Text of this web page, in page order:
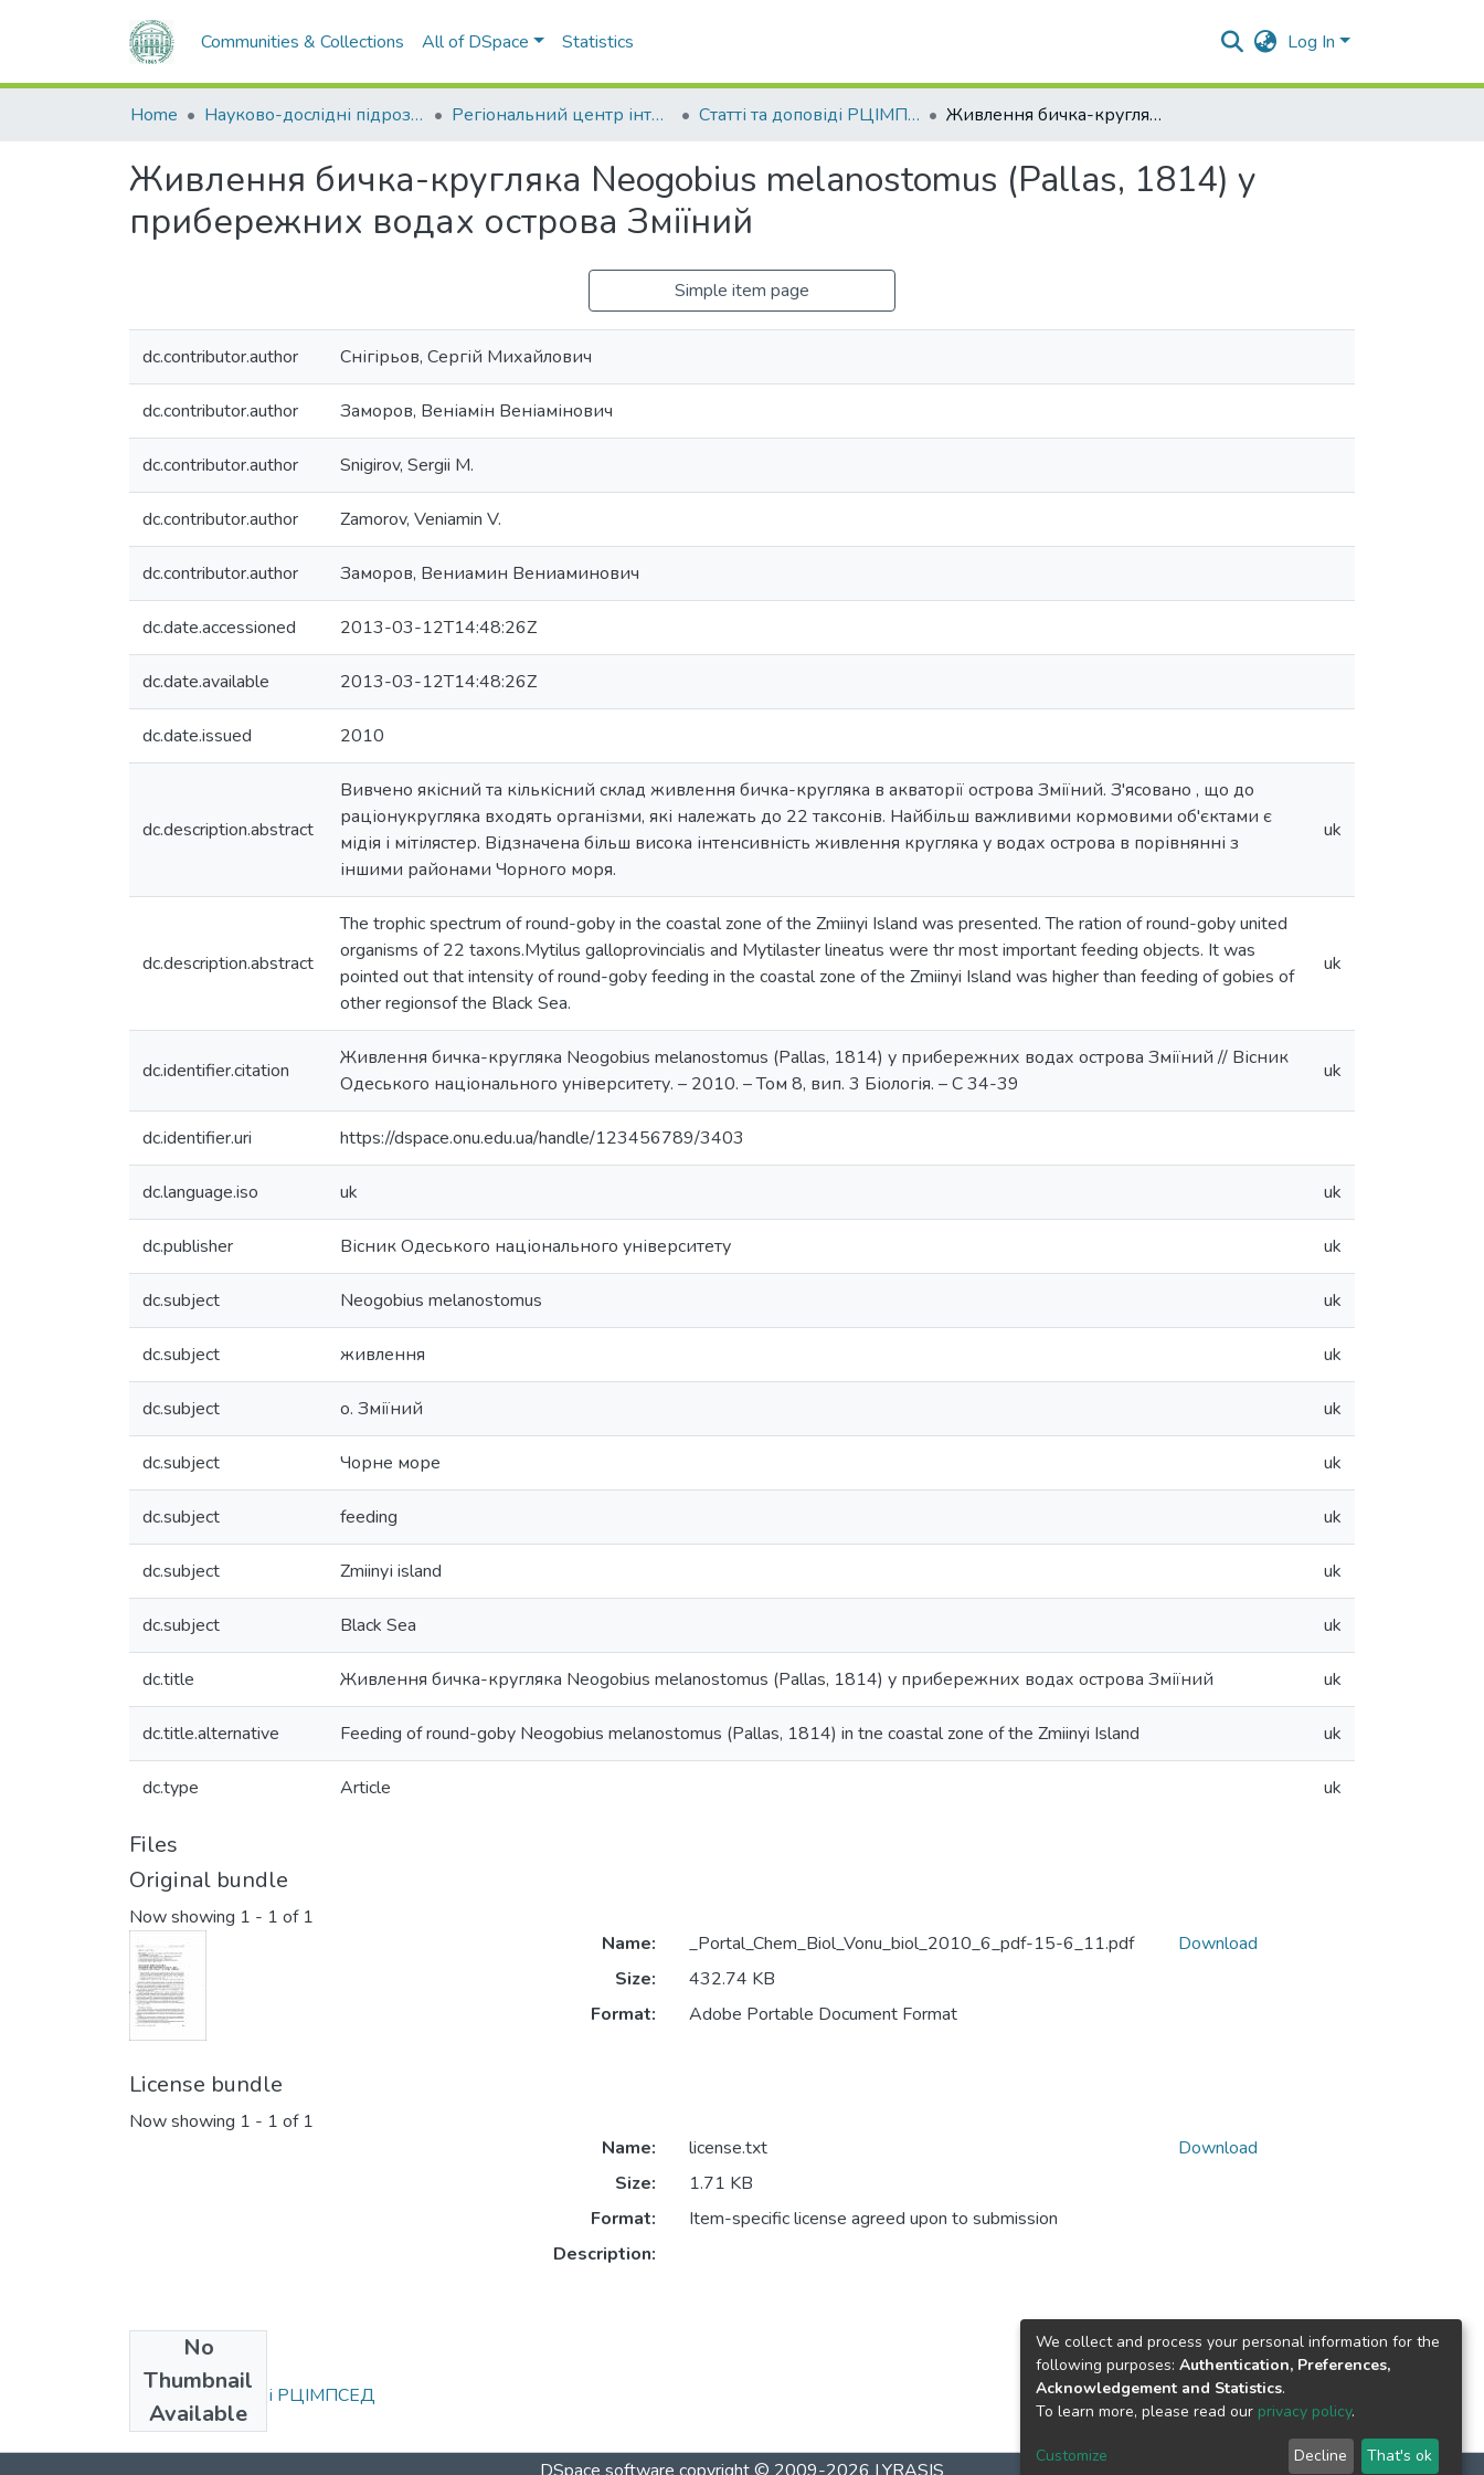
Communities & Collections All of DSpace Statistics Log In
Home Науково-дослідні підрозділи Регіональний центр інтегрованого моніторингу природного середовища та екологічних досліджень Статті та доповіді РЦІМПСЕД Живлення бичка-кругляка Neogobius melanostomus (Pallas, 1814) у прибережних водах острова Зміїний
Живлення бичка-кругляка Neogobius melanostomus (Pallas, 1814) у
прибережних водах острова Зміїний
Simple item page
dc.contributor.author Снігірьов, Сергій Михайлович
dc.contributor.author Заморов, Веніамін Веніамінович
dc.contributor.author Snigirov, Sergii M.
dc.contributor.author Zamorov, Veniamin V.
dc.contributor.author Заморов, Вениамин Вениаминович
dc.date.accessioned 2013-03-12T14:48:26Z
dc.date.available 2013-03-12T14:48:26Z
dc.date.issued 2010
dc.description.abstract
Вивчено якісний та кількісний склад живлення бичка-кругляка в акваторії острова Зміїний. З'ясовано , що до
раціонукругляка входять організми, які належать до 22 таксонів. Найбільш важливими кормовими об'єктами є
мідія і мітілястер. Відзначена більш висока інтенсивність живлення кругляка у водах острова в порівнянні з
іншими районами Чорного моря.
uk
dc.description.abstract
The trophic spectrum of round-goby in the coastal zone of the Zmiinyi Island was presented. The ration of round-goby united
organisms of 22 taxons.Mytilus galloprovincialis and Mytilaster lineatus were thr most important feeding objects. It was
pointed out that intensity of round-goby feeding in the coastal zone of the Zmiinyi Island was higher than feeding of gobies of
other regionsof the Black Sea.
uk
dc.identifier.citation
Живлення бичка-кругляка Neogobius melanostomus (Pallas, 1814) у прибережних водах острова Зміїний // Вісник
Одеського національного університету. – 2010. – Том 8, вип. 3 Біологія. – С 34-39
uk
dc.identifier.uri https://dspace.onu.edu.ua/handle/123456789/3403
dc.language.iso uk uk
dc.publisher Вісник Одеського національного університету uk
dc.subject Neogobius melanostomus uk
dc.subject живлення uk
dc.subject о. Зміїний uk
dc.subject Чорне море uk
dc.subject feeding uk
dc.subject Zmiinyі island uk
dc.subject Black Sea uk
dc.title Живлення бичка-кругляка Neogobius melanostomus (Pallas, 1814) у прибережних водах острова Зміїний uk
dc.title.alternative Feeding of round-goby Neogobius melanostomus (Pallas, 1814) in tne coastal zone of the Zmiinyi Island uk
dc.type Article uk
Files
Original bundle
Now showing 1 - 1 of 1
Name:
_Portal_Chem_Biol_Vonu_biol_2010_6_pdf-15-6_11.pdf
Size:
432.74 KB
Format:
Adobe Portable Document Format
Download
License bundle
Now showing 1 - 1 of 1
No
Thumbnail
Available
Name:
license.txt
Size:
1.71 KB
Format:
Item-specific license agreed upon to submission
Description:
Download
Collections
Статті та доповіді РЦІМПСЕД
We collect and process your personal information for the
following purposes: Authentication, Preferences,
Acknowledgement and Statistics.
To learn more, please read our privacy policy.
Customize Decline That's ok